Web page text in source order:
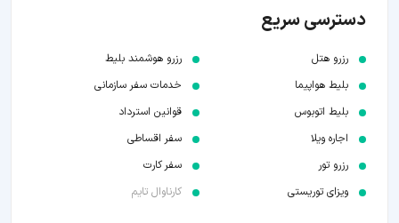
دسترسی سریع
رزرو هتل
بلیط هواپیما
بلیط اتوبوس
اجاره ویلا
رزرو تور
ویزای توریستی
رزرو هوشمند بلیط
خدمات سفر سازمانی
قوانین استرداد
سفر اقساطی
سفر کارت
کارناوال تایم